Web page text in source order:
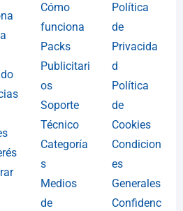
Cómo
funciona
Packs
Publicitari
os
Soporte
Técnico
Categoría
s
Medios
de
Política
de
Privacida
d
Política
de
Cookies
Condicion
es
Generales
Confidenc